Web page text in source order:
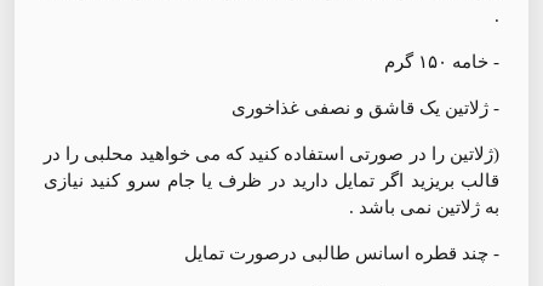
.
- خامه ۱۵۰ گرم
- ژلاتین یک قاشق و نصفی غذاخوری
(ژلاتین را در صورتی استفاده کنید که می خواهید محلبی را در
قالب بریزید اگر تمایل دارید در ظرف یا جام سرو کنید نیازی
به ژلاتین نمی باشد .
- چند قطره اسانس طالبی درصورت تمایل